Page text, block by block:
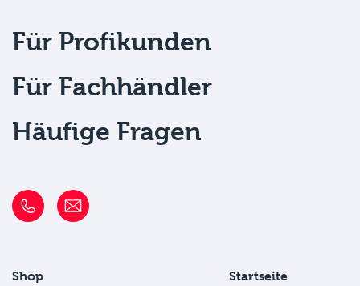
Für Profikunden
Für Fachhändler
Häufige Fragen
Shop
Startseite